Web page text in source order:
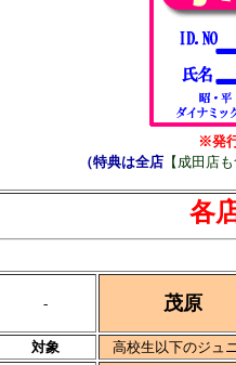
※発
（特典は全店【成田店
各
- 茂原
対象
高校生以下のジュ